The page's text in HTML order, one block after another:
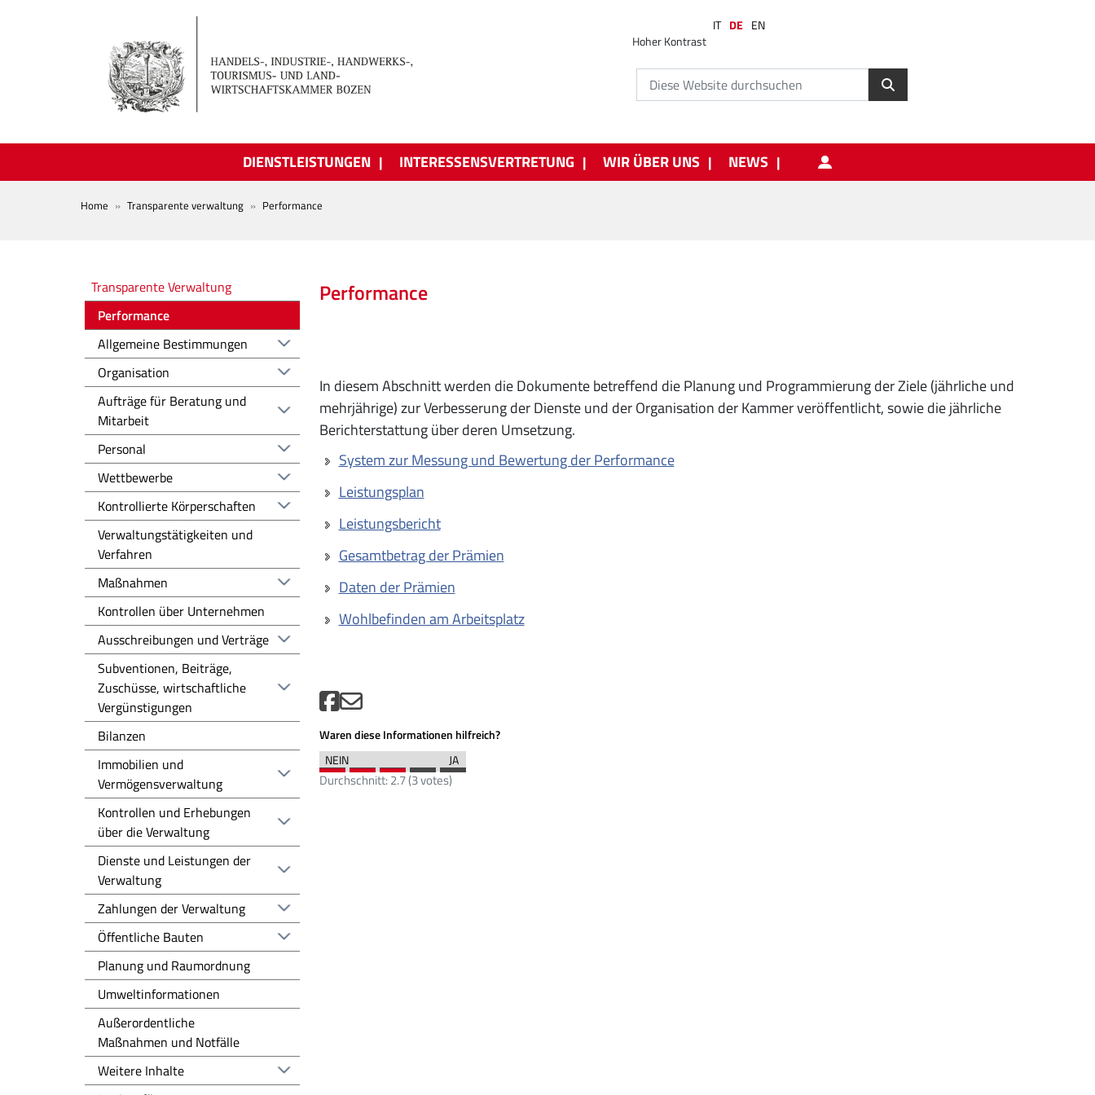
Hoher Kontrast
IT DE EN
DIENSTLEISTUNGEN INTERESSENSVERTRETUNG WIR ÜBER UNS NEWS
BREADCRUMB
Home Transparente verwaltung Performance
Performance
In diesem Abschnitt werden die Dokumente betreffend die Planung und Programmierung der Ziele (jährliche und
mehrjährige) zur Verbesserung der Dienste und der Organisation der Kammer veröffentlicht, sowie die jährliche
Berichterstattung über deren Umsetzung.
System zur Messung und Bewertung der Performance
Leistungsplan
Leistungsbericht
Gesamtbetrag der Prämien
Daten der Prämien
Wohlbefinden am Arbeitsplatz
Waren diese Informationen hilfreich?
Durchschnitt:2.7(3votes)
Amministrazione trasparente
Transparente Verwaltung
Performance
Allgemeine Bestimmungen
Organisation
Aufträge für Beratung und
Mitarbeit
Personal
Wettbewerbe
Kontrollierte Körperschaften
Verwaltungstätigkeiten und
Verfahren
Maßnahmen
Kontrollen über Unternehmen
Ausschreibungen und Verträge
Subventionen, Beiträge,
Zuschüsse, wirtschaftliche
Vergünstigungen
Bilanzen
Immobilien und
Vermögensverwaltung
Kontrollen und Erhebungen
über die Verwaltung
Dienste und Leistungen der
Verwaltung
Zahlungen der Verwaltung
Öffentliche Bauten
Planung und Raumordnung
Umweltinformationen
Außerordentliche
Maßnahmen und Notfälle
Weitere Inhalte